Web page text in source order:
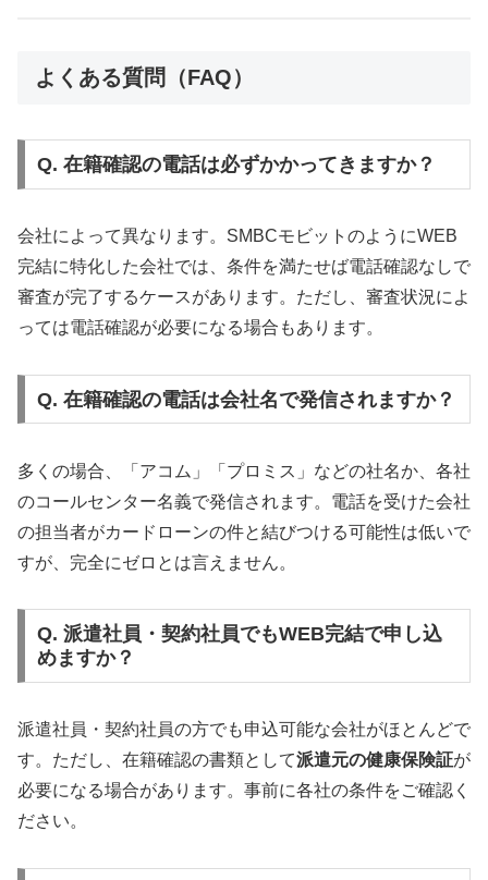
よくある質問（FAQ）
Q. 在籍確認の電話は必ずかかってきますか？
会社によって異なります。SMBCモビットのようにWEB
完結に特化した会社では、条件を満たせば電話確認なしで
審査が完了するケースがあります。ただし、審査状況によ
っては電話確認が必要になる場合もあります。
Q. 在籍確認の電話は会社名で発信されますか？
多くの場合、「アコム」「プロミス」などの社名か、各社
のコールセンター名義で発信されます。電話を受けた会社
の担当者がカードローンの件と結びつける可能性は低いで
すが、完全にゼロとは言えません。
Q. 派遣社員・契約社員でもWEB完結で申し込
めますか？
派遣社員・契約社員の方でも申込可能な会社がほとんどで
す。ただし、在籍確認の書類として派遣元の健康保険証が
必要になる場合があります。事前に各社の条件をご確認く
ださい。